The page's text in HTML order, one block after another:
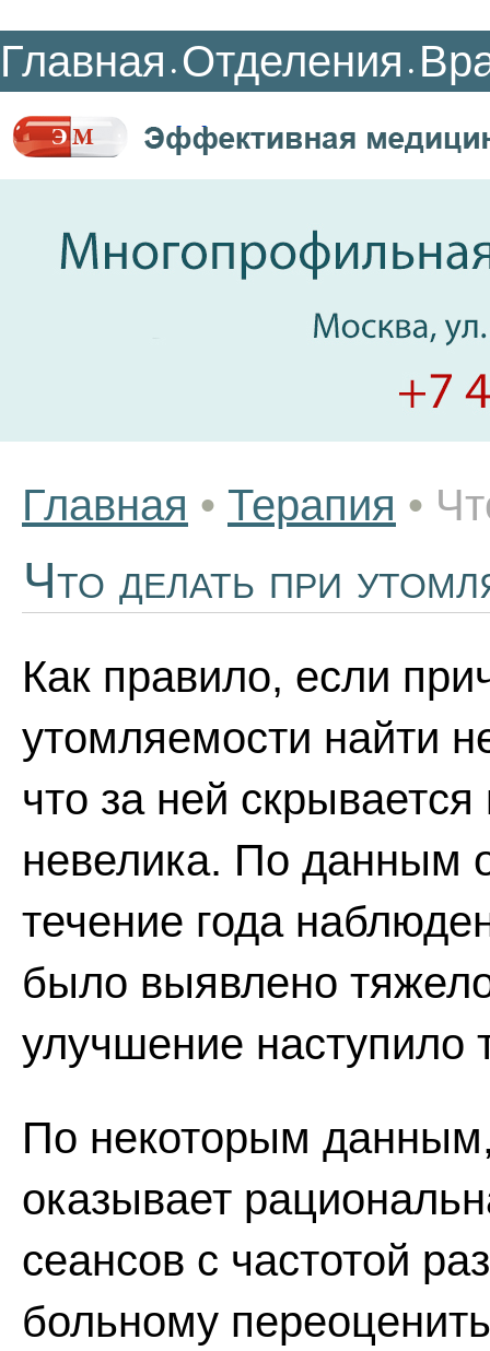
Главная • Отделения •
Главная • Терапия •
Что делать при
Как правило, если
утомляемости найти
что за ней
невелика. По данным
течение года
было выявлено
улучшение наступило
По некоторым
оказывает
сеансов с частотой
больному